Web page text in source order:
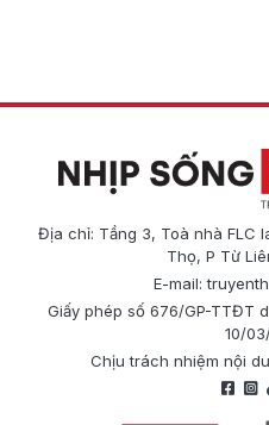
Địa chỉ: Tầng 3, Toà nhà FLC
Thọ, P Từ
E-mail:
Giấy phép số 676/GP-TTĐT
10/
Chịu trách nhiệm nội